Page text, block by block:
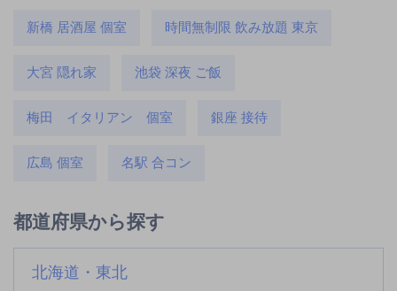
新橋 居酒屋 個室 時間無制限 飲み放題 東京
大宮 隠れ家 池袋 深夜 ご飯
梅田 イタリアン 個室 銀座 接待
広島 個室 名駅 合コン
都道府県から探す
北海道・東北